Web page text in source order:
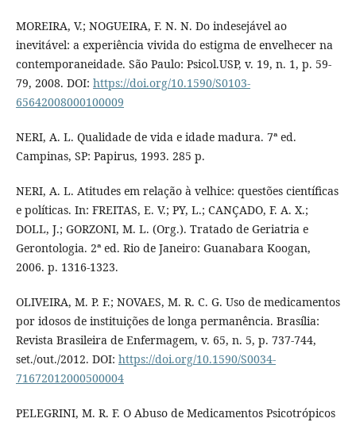
MOREIRA, V.; NOGUEIRA, F. N. N. Do indesejável ao
inevitável: a experiência vivida do estigma de envelhecer na
contemporaneidade. São Paulo: Psicol.USP, v. 19, n. 1, p. 59-
79, 2008. DOI: https://doi.org/10.1590/S0103-
65642008000100009
NERI, A. L. Qualidade de vida e idade madura. 7ª ed.
Campinas, SP: Papirus, 1993. 285 p.
NERI, A. L. Atitudes em relação à velhice: questões científicas
e políticas. In: FREITAS, E. V.; PY, L.; CANÇADO, F. A. X.;
DOLL, J.; GORZONI, M. L. (Org.). Tratado de Geriatria e
Gerontologia. 2ª ed. Rio de Janeiro: Guanabara Koogan,
2006. p. 1316-1323.
OLIVEIRA, M. P. F.; NOVAES, M. R. C. G. Uso de medicamentos
por idosos de instituições de longa permanência. Brasília:
Revista Brasileira de Enfermagem, v. 65, n. 5, p. 737-744,
set./out./2012. DOI: https://doi.org/10.1590/S0034-
71672012000500004
PELEGRINI, M. R. F. O Abuso de Medicamentos Psicotrópicos